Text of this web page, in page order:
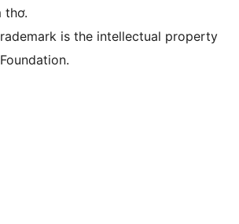
thơ.
is the intellectual property